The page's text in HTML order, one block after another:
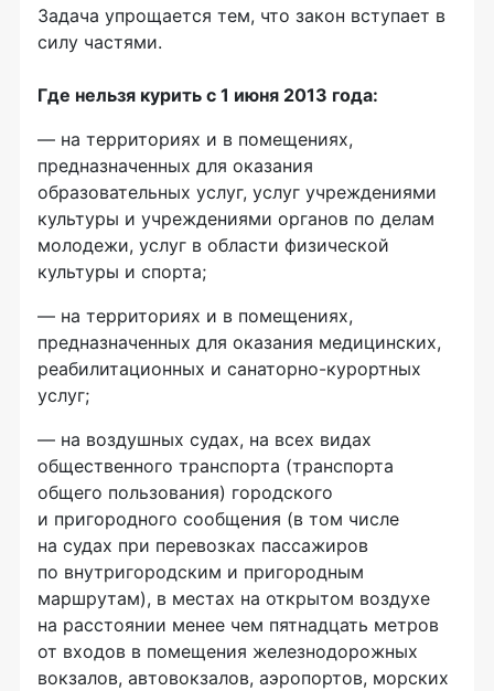
Задача упрощается тем, что закон вступает в
силу частями.
Где нельзя курить с 1 июня 2013 года:
— на территориях и в помещениях,
предназначенных для оказания
образовательных услуг, услуг учреждениями
культуры и учреждениями органов по делам
молодежи, услуг в области физической
культуры и спорта;
— на территориях и в помещениях,
предназначенных для оказания медицинских,
реабилитационных и санаторно-курортных
услуг;
— на воздушных судах, на всех видах
общественного транспорта (транспорта
общего пользования) городского
и пригородного сообщения (в том числе
на судах при перевозках пассажиров
по внутригородским и пригородным
маршрутам), в местах на открытом воздухе
на расстоянии менее чем пятнадцать метров
от входов в помещения железнодорожных
вокзалов, автовокзалов, аэропортов, морских